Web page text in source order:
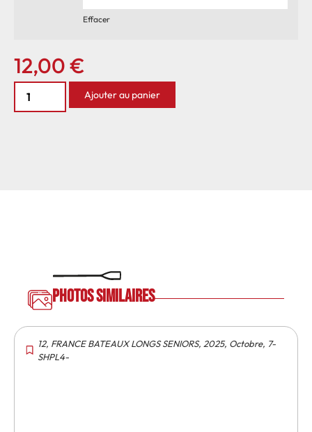
Effacer
12,00€
Ajouter au panier
Photos similaires
12, FRANCE BATEAUX LONGS SENIORS, 2025, Octobre, 7-
SHPL4-